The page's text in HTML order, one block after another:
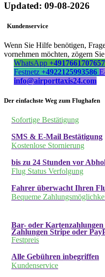
Updated: 09-08-2026
Kundenservice
Wenn Sie Hilfe benötigen,
vornehmen möchten, zögern
WhatsApp +4917661707657
Festnetz +4922125993586
info@airporttaxis24.com
Der einfachste Weg zum Flughafen
Sofortige Bestätigung
SMS & E-Mail Bestätigung
Kostenlose Stornierung
bis zu 24 Stunden vor
Flug Status Verfolgung
Fahrer überwacht Ihren
Bequeme
Bar- oder
Zahlungen Stripe oder
Festpreis
Alle Gebühren inbegriffen
Kundenservice